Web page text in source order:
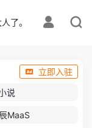
了。
立即入驻
说
MaaS